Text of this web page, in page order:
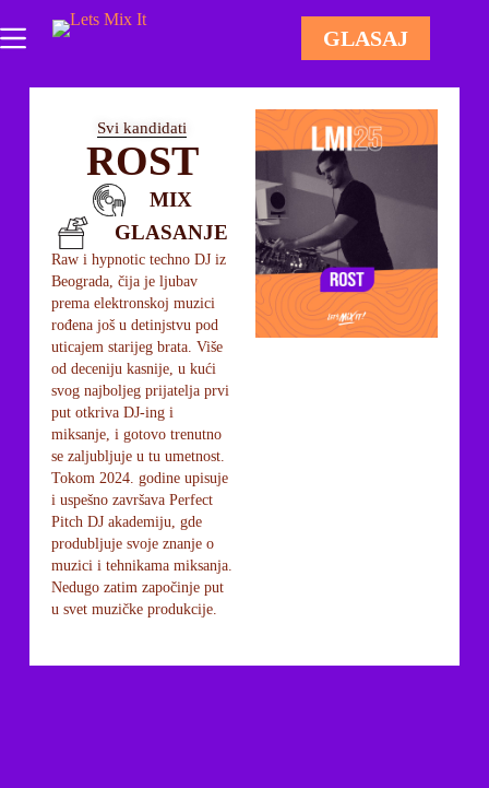
GLASAJ
Svi kandidati
ROST
MIX
GLASANJE
Raw i hypnotic techno DJ iz
Beograda, čija je ljubav
prema elektronskoj muzici
rođena još u detinjstvu pod
uticajem starijeg brata. Više
od deceniju kasnije, u kući
svog najboljeg prijatelja prvi
put otkriva DJ-ing i
miksanje, i gotovo trenutno
se zaljubljuje u tu umetnost.
Tokom 2024. godine upisuje
i uspešno završava Perfect
Pitch DJ akademiju, gde
produbljuje svoje znanje o
muzici i tehnikama miksanja.
Nedugo zatim započinje put
u svet muzičke produkcije.